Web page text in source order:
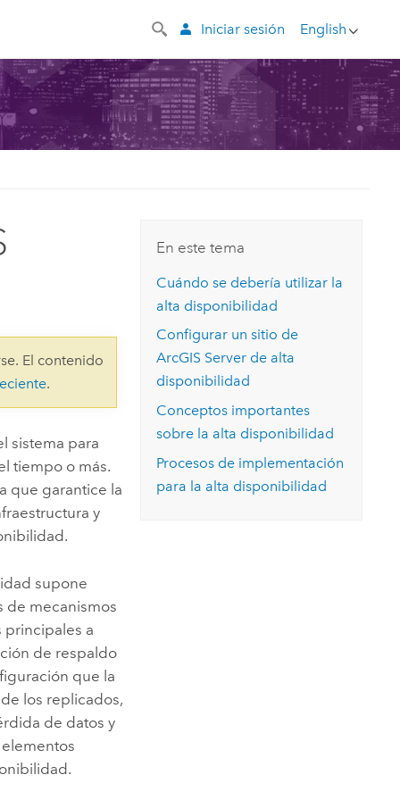
English
Iniciar sesión
El contenido
.
sistema para
tiempo o más.
que garantice la
y
supone
de mecanismos
a
de respaldo
que la
los replicados,
de datos y
En este tema
Cuándo se debería utilizar la
alta disponibilidad
Configurar un sitio de
ArcGIS Server de alta
disponibilidad
Conceptos importantes
sobre la alta disponibilidad
Procesos de implementación
para la alta disponibilidad